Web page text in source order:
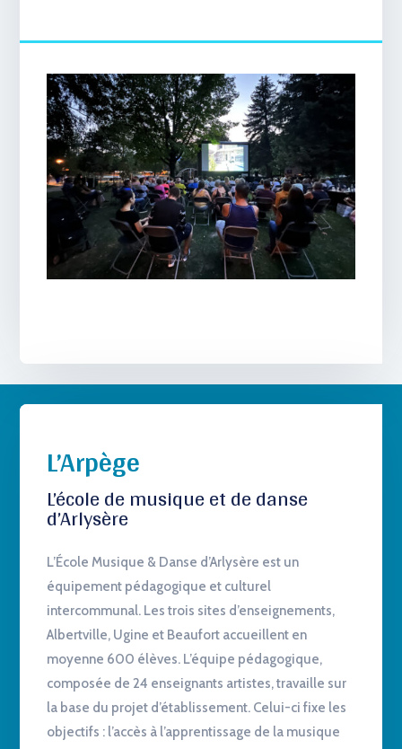
L’Arpège
L’école de musique et de danse
d’Arlysère
L’École Musique & Danse d’Arlysère est un
équipement pédagogique et culturel
intercommunal. Les trois sites d’enseignements,
Albertville, Ugine et Beaufort accueillent en
moyenne 600 élèves. L’équipe pédagogique,
composée de 24 enseignants artistes, travaille sur
la base du projet d’établissement. Celui-ci fixe les
objectifs : l’accès à l’apprentissage de la musique